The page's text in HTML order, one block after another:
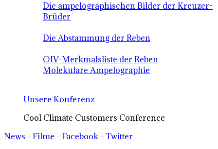
Die ampelographischen Bilder der Kreuzer-
Brüder
Die Abstammung der Reben
OIV-Merkmalsliste der Reben
Molekulare Ampelographie
Unsere Konferenz
Cool Climate Customers Conference
News - Filme - Facebook - Twitter